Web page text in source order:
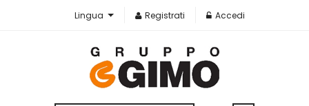
Lingua Registrati Accedi